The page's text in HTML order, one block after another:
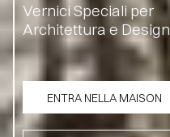
Vernici Speciali per
Architettura e Design
ENTRA NELLA MAISON